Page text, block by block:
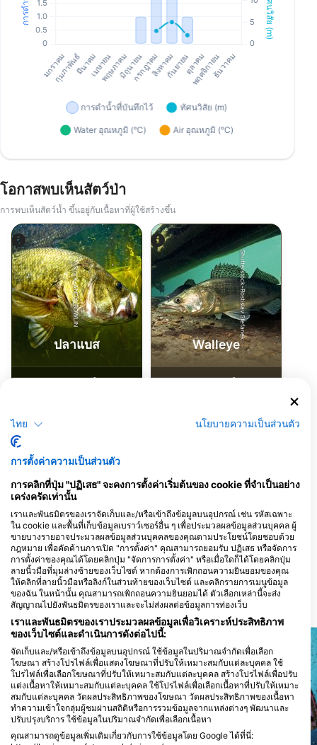
โอกาสพบเห็นสัตว์ป่า
การพบเห็นสัตว์น้ำ ขึ้นอยู่กับเนื้อหาที่ผู้ใช้สร้างขึ้น
iStock-ANDY_BOWLIN
ปลาแบส
Shutterstock-Rostislav Stefanek
Walleye
ศูนย์ดำน้ำที่ให้บริการ ณ จุดดำน้ำแห่งนี้
Discover Diving
5319 Transit Rd, 14043 Depew, NY
- สหรัฐอเมริกา
Phoenix Scuba of Buffalo
2198 South Park Avenue, 14220
Buffalo, NY - สหรัฐอเมริกา
สถานที่ดำน้ำ ในบริเวณใกล้เคียง
Scubapro Mares, Janez Kranjc
ไทย นโยบายความเป็นส่วนตัว
การตั้งค่าความเป็นส่วนตัว
การคลิกที่ปุ่ม "ปฏิเสธ" จะคงการตั้งค่าเริ่มต้นของ cookie ที่จำเป็นอย่าง
เคร่งครัดเท่านั้น
เราและพันธมิตรของเราจัดเก็บและ/หรือเข้าถึงข้อมูลบนอุปกรณ์ เช่น รหัสเฉพาะ
ใน cookie และพื้นที่เก็บข้อมูลเบราว์เซอร์อื่น ๆ เพื่อประมวลผลข้อมูลส่วนบุคคล ผู้
ขายบางรายอาจประมวลผลข้อมูลส่วนบุคคลของคุณตามประโยชน์โดยชอบด้วย
กฎหมาย เพื่อคัดค้านการเปิด "การตั้งค่า" คุณสามารถยอมรับ ปฏิเสธ หรือจัดการ
การตั้งค่าของคุณได้โดยคลิกปุ่ม "จัดการการตั้งค่า" หรือเมื่อใดก็ได้โดยคลิกปุ่ม
ลายนิ้วมือที่มุมล่างซ้ายของเว็บไซต์ หากต้องการเพิกถอนความยินยอมของคุณ
ให้คลิกที่ลายนิ้วมือหรือลิงก์ในส่วนท้ายของเว็บไซต์ และคลิกรายการเมนูข้อมูล
ของฉัน ในหน้านั้น คุณสามารถเพิกถอนความยินยอมได้ ตัวเลือกเหล่านี้จะส่ง
สัญญาณไปยังพันธมิตรของเราและจะไม่ส่งผลต่อข้อมูลการท่องเว็บ
เราและพันธมิตรของเราประมวลผลข้อมูลเพื่อวิเคราะห์ประสิทธิภาพ
ของเว็บไซต์และดำเนินการดังต่อไปนี้:
จัดเก็บและ/หรือเข้าถึงข้อมูลบนอุปกรณ์ ใช้ข้อมูลในปริมาณจำกัดเพื่อเลือก
โฆษณา สร้างโปรไฟล์เพื่อแสดงโฆษณาที่ปรับให้เหมาะสมกับแต่ละบุคคล ใช้
โปรไฟล์เพื่อเลือกโฆษณาที่ปรับให้เหมาะสมกับแต่ละบุคคล สร้างโปรไฟล์เพื่อปรับ
แต่งเนื้อหาให้เหมาะสมกับแต่ละบุคคล ใช้โปรไฟล์เพื่อเลือกเนื้อหาที่ปรับให้เหมาะ
สมกับแต่ละบุคคล วัดผลประสิทธิภาพของโฆษณา วัดผลประสิทธิภาพของเนื้อหา
ทำความเข้าใจกลุ่มผู้ชมผ่านสถิติหรือการรวมข้อมูลจากแหล่งต่างๆ พัฒนาและ
ปรับปรุงบริการ ใช้ข้อมูลในปริมาณจำกัดเพื่อเลือกเนื้อหา
คุณสามารถดูข้อมูลเพิ่มเติมเกี่ยวกับการใช้ข้อมูลโดย Google ได้ที่นี่: